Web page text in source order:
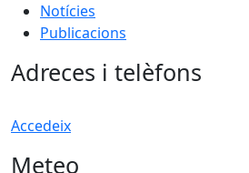
Notícies
Publicacions
Adreces i telèfons
Accedeix
Meteo